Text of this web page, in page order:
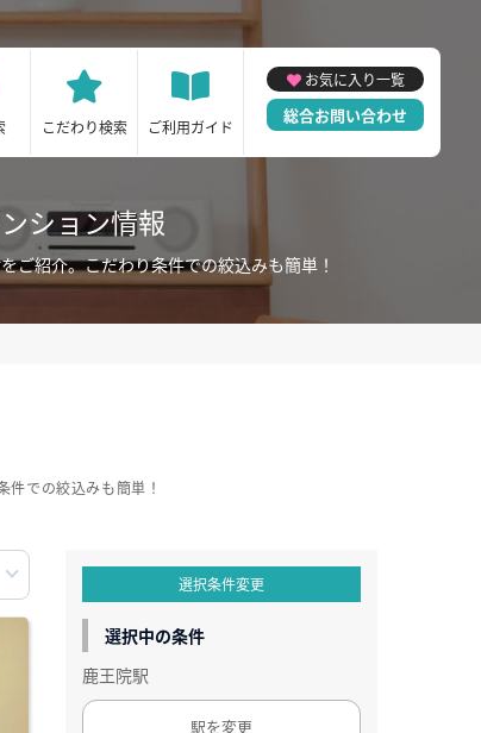
こだわり検索 ご利用ガイド
お気に入り一覧
総合お問い合わせ
ション情報
ご紹介。こだわり条件での絞込みも簡単！
での絞込みも簡単！
選択条件変更
選択中の条件
鹿王院駅
駅を変更